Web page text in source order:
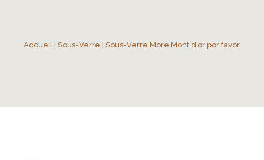
Accueil Sous-Verre | Sous-Verre More Mont d’or por favor